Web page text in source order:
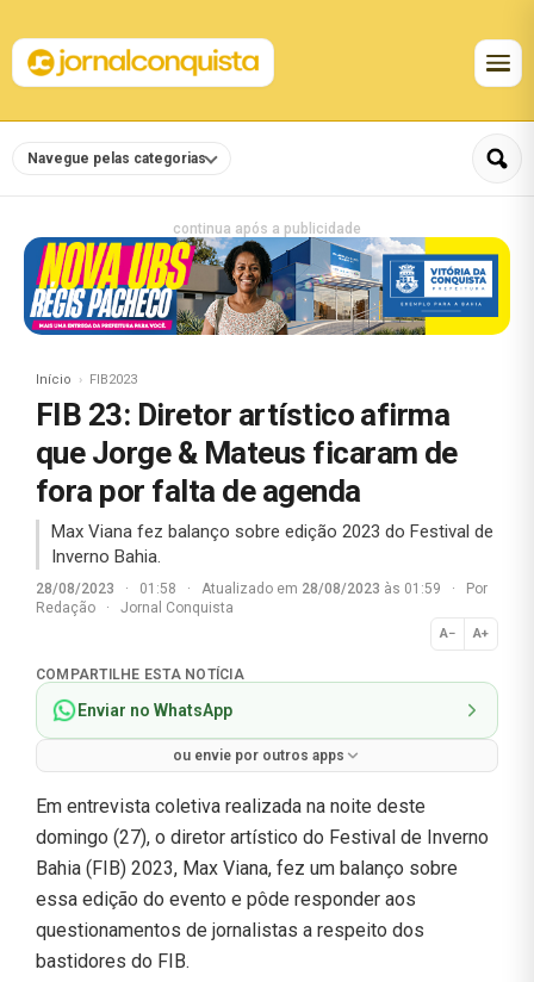
Navegue pelas categorias
continua após a publicidade
Início FIB2023
FIB 23: Diretor artístico afirma
que Jorge & Mateus ficaram de
fora por falta de agenda
Max Viana fez balanço sobre edição 2023 do Festival de
Inverno Bahia.
28/08/2023 · 01:58 · Atualizado em 28/08/2023 às 01:59 ·
Por
Redação
· Jornal Conquista
A− A+
Normal
COMPARTILHE ESTA NOTÍCIA
Enviar no WhatsApp
ou envie por outros apps
Em entrevista coletiva realizada na noite deste
domingo (27), o diretor artístico do Festival de Inverno
Bahia (FIB) 2023, Max Viana, fez um balanço sobre
essa edição do evento e pôde responder aos
questionamentos de jornalistas a respeito dos
bastidores do FIB.